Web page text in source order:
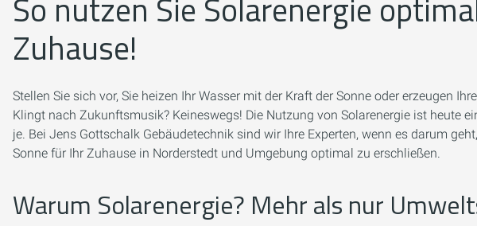
So nutzen Sie Solarenergie
Zuhause!
Stellen Sie sich vor, Sie heizen Ihr Wasser mit der Kraft der Sonne oder erzeugen
Klingt nach Zukunftsmusik? Keineswegs! Die Nutzung von Solarenergie ist heute
je. Bei Jens Gottschalk Gebäudetechnik sind wir Ihre Experten, wenn es darum
Sonne für Ihr Zuhause in Norderstedt und Umgebung optimal zu erschließen.
Warum Solarenergie? Mehr als nur